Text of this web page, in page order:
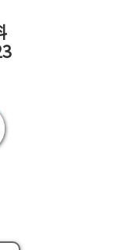
問(北京)